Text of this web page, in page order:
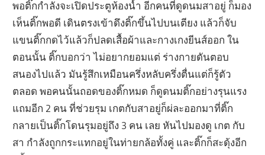
พอติ๊กกำลังจะเปิดประตูห้องน้ำ อีกคนที่ดูดนมสาอยู่ ก็มอง
เห็นติ๊กพอดี เดินตรงเข้าดึงติ๊กขึ้นไปบนเตียง แล้วก็จับ
แขนติ๊กกดไว้แล้วก็ปลดเสื้อผ้าและกางเกงยีนส์ออก ใน
ตอนนั้น ติ๊กบอกว่า ไม่อยากยอมแต่ ร่างกายดันตอบ
สนองไปแล้ว มันรู้สึกเหมือนครึ่งหลับครึ่งตื่นแต่ก็รู้ตัว
ตลอด พอคนนั้นถอดของติ๊กหมด ก็ดูดนมติ๊กอย่างรุนแรง
แถมอีก 2 คน ที่ช่วยรุม เกตกับสาอยู่ก็ผ่ละออกมาที่ติ๊ก
กลายเป็นติ๊กโดนรุมอยู่ถึง 3 คน เลย หันไปมองดู เกต กับ
สา กำลังถูกกระแทกอยู่ในท่ายกล้อทั้งคู่ และติ๊กก็สะดุ้งอีก